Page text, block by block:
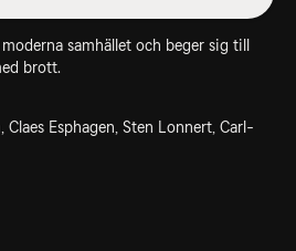
samhället och beger sig till
brott.
Claes Esphagen, Sten Lonnert, Carl-